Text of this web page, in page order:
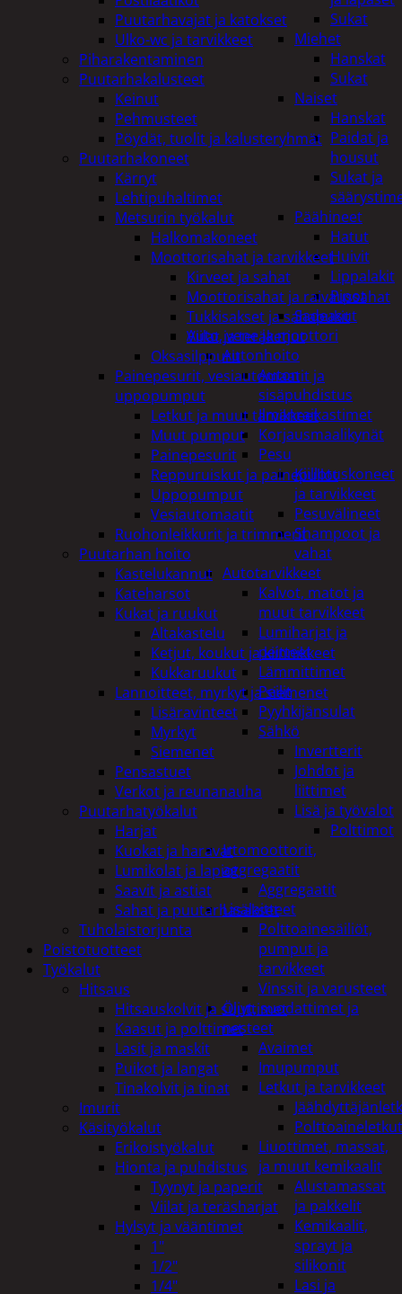
Sukat
Miehet
Hanskat
Sukat
Naiset
Hanskat
Paidat ja
housut
Sukat ja
Päähineet
Hatut
Huivit
Lippalakit
Pipot
Sadeasut
Auto, vene ja moottori
Autonhoito
Auton
sisäpuhdistus
Ilmanraikastimet
Korjausmaalikynät
Pesu
Kiillotuskoneet
ja tarvikkeet
Pesuvälineet
Shampoot ja
vahat
Autotarvikkeet
Kalvot, matot ja
muut tarvikkeet
Lumiharjat ja
peitteet
Lämmittimet
Peilit
Pyyhkijänsulat
Sähkö
Invertterit
Johdot ja
liittimet
Lisä ja työvalot
Polttimot
Irtomoottorit,
aggregaatit
Aggregaatit
Lisälaitteet
Polttoainesäiliöt,
pumput ja
tarvikkeet
Vinssit ja varusteet
Öljyt, suodattimet ja
nesteet
Avaimet
Imupumput
Letkut ja tarvikkeet
Polttoaineletkut
Liuottimet, massat,
ja muut kemikaalit
Alustamassat
ja pakkelit
Kemikaalit,
sprayt ja
silikonit
Lasi ja
Puutarhavajat ja katokset
Ulko-wc ja tarvikkeet
Piharakentaminen
Puutarhakalusteet
Keinut
Pehmusteet
Pöydät, tuolit ja kalusteryhmät
Puutarhakoneet
Kärryt
Lehtipuhaltimet
Metsurin työkalut
Halkomakoneet
Moottorisahat ja tarvikkeet
Kirveet ja sahat
Moottorisahat ja raivaussahat
Tukkisakset ja sahapukit
Viilat ja teräketjut
Oksasilppurit
Painepesurit, vesiautomaatit ja
uppopumput
Letkut ja muut tarvikkeet
Muut pumput
Painepesurit
Reppuruiskut ja painepullot
Uppopumput
Vesiautomaatit
Ruohonleikkurit ja trimmerit
Puutarhan hoito
Kastelukannut
Kateharsot
Kukat ja ruukut
Altakastelu
Ketjut, koukut ja kiinnikkeet
Kukkaruukut
Lannoitteet, myrkyt ja siemenet
Lisäravinteet
Myrkyt
Siemenet
Pensastuet
Verkot ja reunanauha
Puutarhatyökalut
Harjat
Kuokat ja haravat
Lumikolat ja lapiot
Saavit ja astiat
Sahat ja puutarhasakset
Tuholaistorjunta
Poistotuotteet
Työkalut
Hitsaus
Hitsauskolvit ja suuttimet
Kaasut ja polttimet
Lasit ja maskit
Puikot ja langat
Tinakolvit ja tinat
Imurit
Käsityökalut
Erikoistyökalut
Hionta ja puhdistus
Tyynyt ja paperit
Viilat ja teräsharjat
Hylsyt ja vääntimet
1"
1/2"
1/4"